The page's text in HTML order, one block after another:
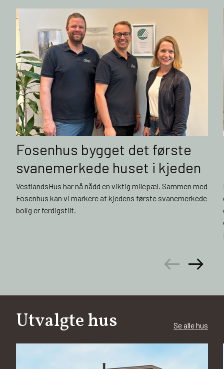
Fosenhus bygget det første
svanemerkede huset i kjeden
VestlandsHus har nå nådd en viktig milepæl. Sammen med
Fosenhus kan vi markere at kjedens første svanemerkede
bolig er ferdigstilt.
arrow_left_alt arrow_right_alt
Utvalgte hus Se alle hus